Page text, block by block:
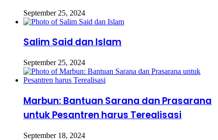
September 25, 2024
Salim Said dan Islam
September 25, 2024
Marbun: Bantuan Sarana dan Prasarana
untuk Pesantren harus Terealisasi
September 18, 2024